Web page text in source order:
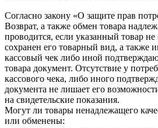
Согласно закону «О защите прав
Возврат, а также обмен товара
проводится, если указанный товар
сохранен его товарный вид, а также
кассовый чек либо иной
товара документ. Отсутствие у
кассового чека, либо иного
документа не лишает его
на свидетельские показания.
Могут ли товары ненадлежащего
или обменены: